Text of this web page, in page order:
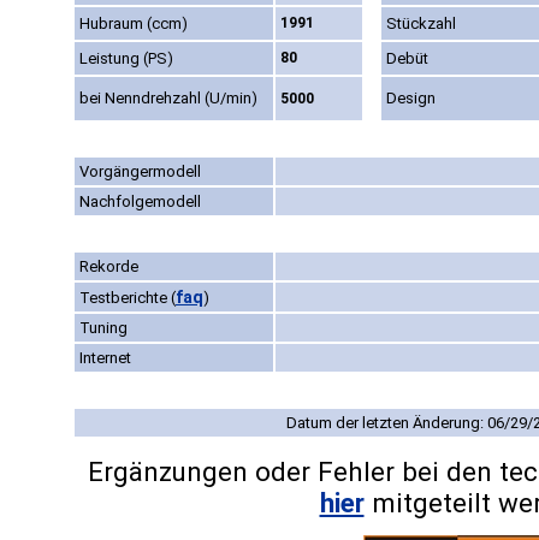
Hubraum (ccm)
1991
Stückzahl
Leistung (PS)
80 Debüt
bei Nenndrehzahl (U/min) 5000 Design
Vorgängermodell
Nachfolgemodell
Rekorde
Testberichte (faq)
Tuning
Internet
Datum der letzten Änderung: 06/29/
Ergänzungen oder Fehler bei den
hiermitgeteilt